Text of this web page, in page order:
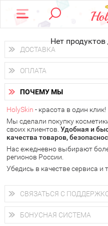
Нет
ДОСТАВКА
Доставка осуществляетсяпо
Вы можете выбрать доставку
получить заказ в пунктах
самовывоза.
В 20 городах России
следующий день.
у Вас всегда есть
доставку от HolySkin.
подробнее об условиях
ОПЛАТА
Вы можете оплатить свой
наличными деньгами (
через интернет-банк
электронными способами.
ПОЧЕМУ МЫ
HolySkin - красота в один клик!
Мы сделали покупку
своих клиентов. Удобная и
качества товаров,
Нас ежедневно выбирают
регионов России.
Убедись в качестве сервиса и
СВЯЗАТЬСЯ С
+7 (800) 707-24-55
Мы будем рады ответить на
магазина,
БОНУСНАЯ СИСТЕМА